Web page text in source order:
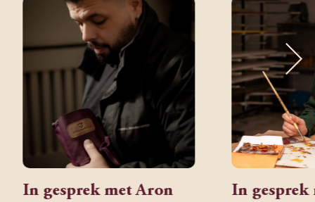
In gesprek met Aron
In gesprek